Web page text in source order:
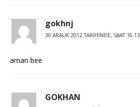
gokhnj
30 ARALIK 2012 TARIHINDE, SAAT 16:13
aman bee
GOKHAN